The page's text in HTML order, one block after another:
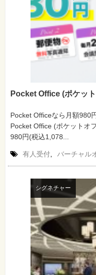
Pocket Office (ポケッ
Pocket Officeなら月額980
Pocket Office (ポケットオ
980円(税込1,078...
有人受付 バーチャル
シグネチャー